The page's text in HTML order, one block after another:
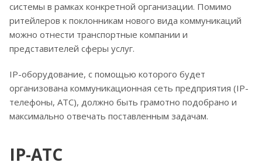
системы в рамках конкретной организации. Помимо
ритейлеров к поклонникам нового вида коммуникаций
можно отнести транспортные компании и
представителей сферы услуг.
IP-оборудование, с помощью которого будет
организована коммуникационная сеть предприятия (IP-
телефоны, АТС), должно быть грамотно подобрано и
максимально отвечать поставленным задачам.
IP-АТС